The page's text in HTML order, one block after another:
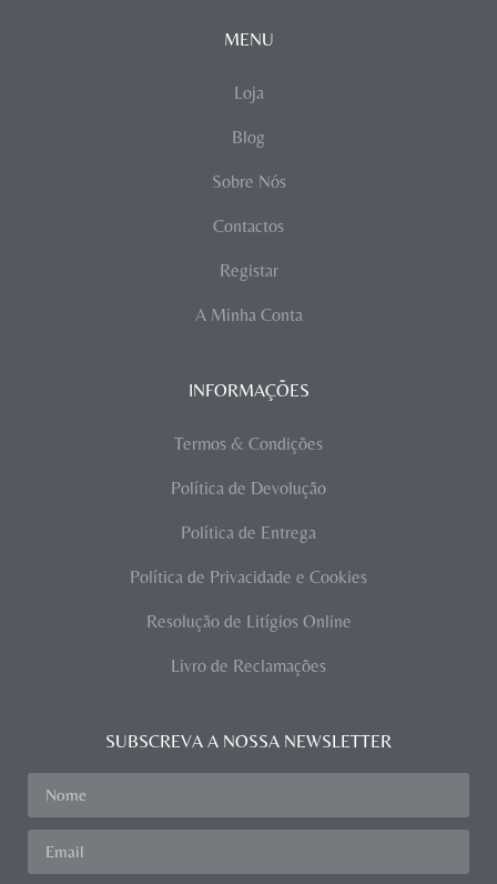
MENU
Loja
Blog
Sobre Nós
Contactos
Registar
A Minha Conta
INFORMAÇÕES
Termos & Condições
Política de Devolução
Política de Entrega
Política de Privacidade e Cookies
Resolução de Litígios Online
Livro de Reclamações
SUBSCREVA A NOSSA NEWSLETTER